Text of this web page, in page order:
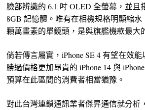
臉部辨識的 6.1 吋 OLED 全螢幕，並且
8GB 記憶體。唯有在相機規格明顯縮水
顆萬畫素的單鏡頭，是與旗艦機款最大
倘若傳言屬實，iPhone SE 4 有望在效
勝過價格更加昂貴的 iPhone 14 與
預算在此區間的消費者相當猶豫。
對此台灣連鎖通訊業者傑昇通信就分析